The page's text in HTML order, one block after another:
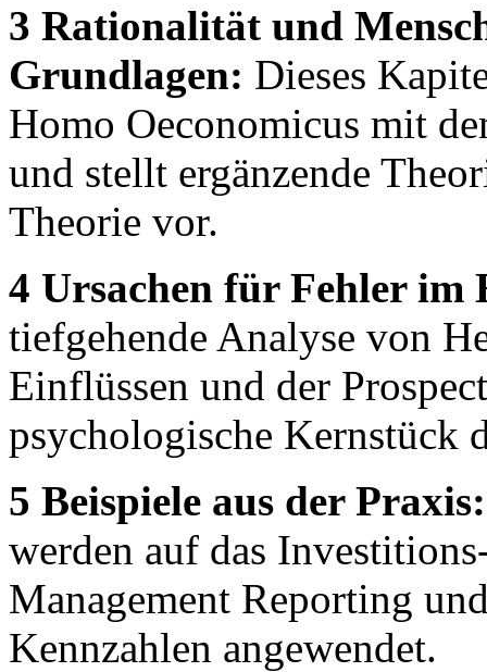
3 Rationalität und
Grundlagen: Dieses
Homo Oeconomicus mit
und stellt ergänzende
Theorie vor.
4 Ursachen für Fehler im
tiefgehende Analyse von
Einflüssen und der
psychologische Kernstück
5 Beispiele aus der Praxis:
werden auf das
Management Reporting
Kennzahlen angewendet.